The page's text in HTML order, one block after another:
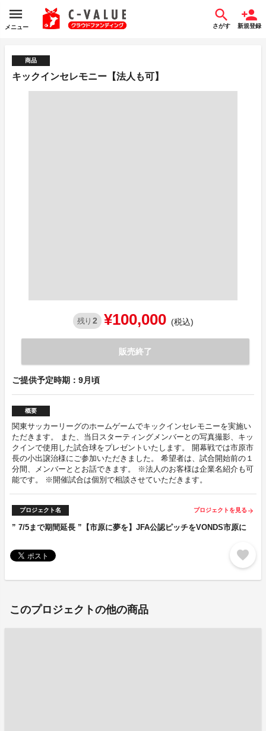
メニュー さがす 新規登録
商品
キックインセレモニー【法人も可】
残り 2 ¥100,000 (税込)
販売終了
ご提供予定時期：9月頃
概要
関東サッカーリーグのホームゲームでキックインセレモニーを実施い
ただきます。 また、当日スターティングメンバーとの写真撮影、キッ
クインで使用した試合球をプレゼントいたします。 開幕戦では市原市
長の小出譲治様にご参加いただきました。 希望者は、試合開始前の１
分間、メンバーととお話できます。 ※法人のお客様は企業名紹介も可
能です。 ※開催試合は個別で相談させていただきます。
プロジェクト名 プロジェクトを見る arrow_forward
” 7/5まで期間延長 ”【市原に夢を】JFA公認ピッチをVONDS市原に
favorite
このプロジェクトの他の商品